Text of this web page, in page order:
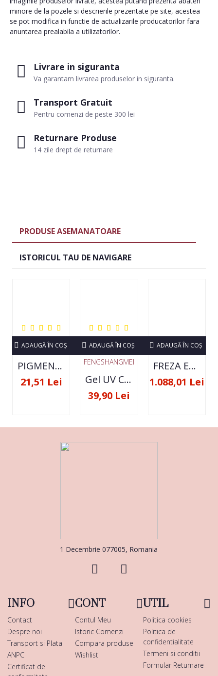
Livrare in siguranta
Va garantam livrarea produselor in siguranta.
Transport Gratuit
Pentru comenzi de peste 300 lei
Returnare Produse
14 zile drept de returnare
minore de la pozele si descrierile prezentate pe site, acestea
se pot modifica in functie de actualizarile producatorilor fara
anuntarea prealabila a utilizatorilor.
PRODUSE ASEMANATOARE
ISTORICUL TAU DE NAVIGARE
PIGMENT NEON SET 12 CULORI
21,51 Lei
ADAUGĂ ÎN COŞ
FENGSHANGMEI
Gel UV Constructie FSM 50ML - 07
39,90 Lei
ADAUGĂ ÎN COŞ
FREZA ELECTRICA STRONG 210 35000 RPM- ORIGINALA
1.088,01 Lei
ADAUGĂ ÎN COŞ
1 Decembrie 077005, Romania
INFO
Contact
Despre noi
Transport si Plata
ANPC
Certificat de
CONT
Contul Meu
Istoric Comenzi
Compara produse
Wishlist
UTIL
Politica cookies
Politica de
confidentialitate
Termeni si conditii
Formular Returnare